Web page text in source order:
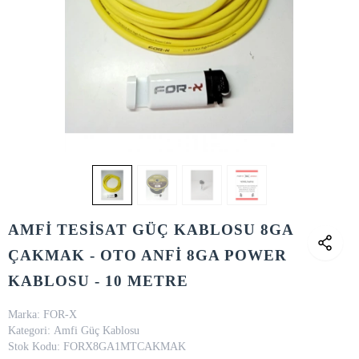
AMFİ TESİSAT GÜÇ KABLOSU 8GA
ÇAKMAK - OTO ANFİ 8GA POWER
KABLOSU - 10 METRE
Marka: FOR-X
Kategori: Amfi Güç Kablosu
Stok Kodu: FORX8GA1MTCAKMAK